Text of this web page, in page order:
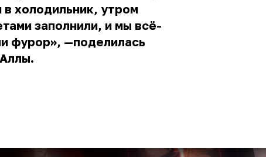
холодильник, утром
заполнили, и мы всё-
фурор», —поделилась